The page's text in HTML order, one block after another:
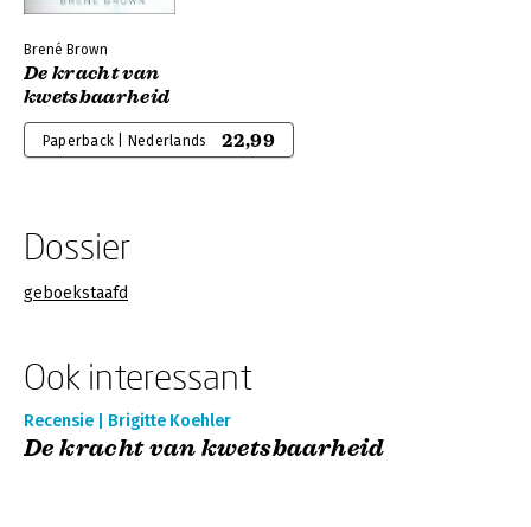
Brené Brown
De kracht van
kwetsbaarheid
Paperback | Nederlands 22,99
Dossier
geboekstaafd
Ook interessant
Recensie | Brigitte Koehler
De kracht van kwetsbaarheid